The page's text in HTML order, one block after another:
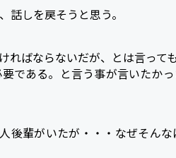
しを戻そうと思う。
ればならないだが、とは言って
である。と言う事が言いたか
後輩がいたが・・・なぜそん